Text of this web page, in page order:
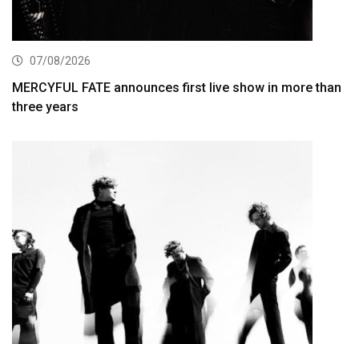
07/08/2026
MERCYFUL FATE announces first live show in more than
three years